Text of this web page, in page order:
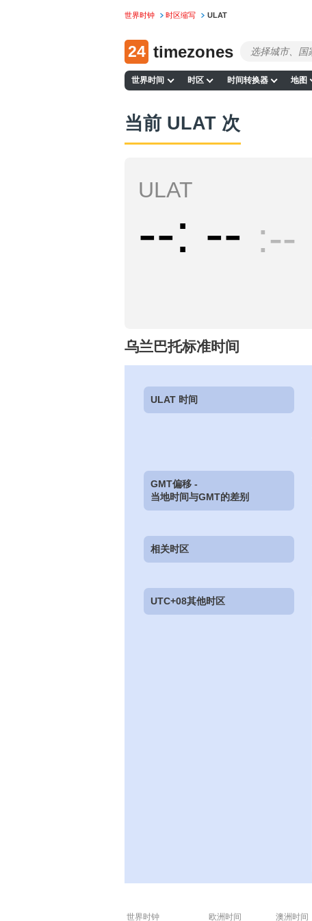
世界时钟 时区缩写 ULAT
24 timezones
世界时间 时区 时间转换器 地图
当前 ULAT 次
ULAT
-- -- --
乌兰巴托标准时间
ULAT 时间
GMT偏移 -
当地时间与GMT的差别
相关时区
UTC+08其他时区
世界时钟 欧洲时间 澳洲时间